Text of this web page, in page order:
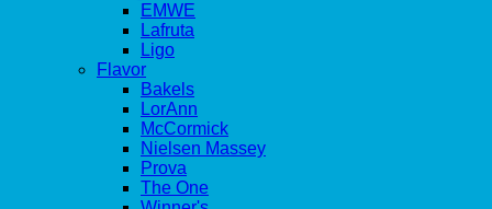
EMWE
Lafruta
Ligo
Flavor
Bakels
LorAnn
McCormick
Nielsen Massey
Prova
The One